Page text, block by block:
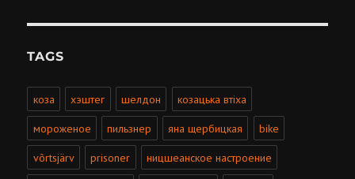
TAGS
коза хэштег шелдон козацька втiха
мороженое пильзнер яна щербицкая bike
võrtsjärv prisoner ницшеанское настроение